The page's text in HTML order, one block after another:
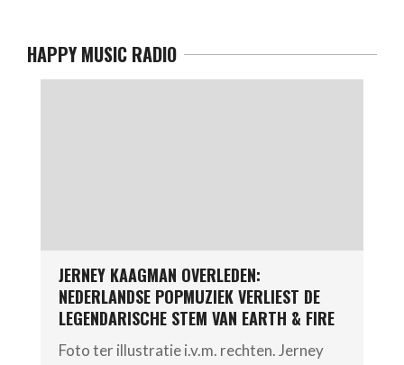
HAPPY MUSIC RADIO
JERNEY KAAGMAN OVERLEDEN:
NEDERLANDSE POPMUZIEK VERLIEST DE
LEGENDARISCHE STEM VAN EARTH & FIRE
Foto ter illustratie i.v.m. rechten. Jerney